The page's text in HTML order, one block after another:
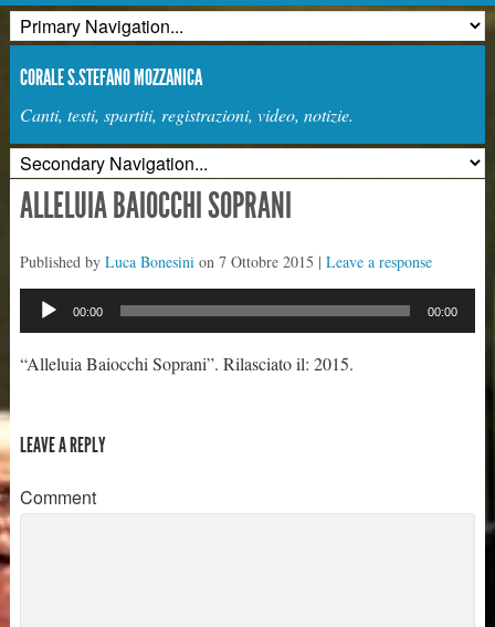
CORALE S.STEFANO MOZZANICA
Canti, testi, spartiti, registrazioni, video, notizie.
ALLELUIA BAIOCCHI SOPRANI
Published by Luca Bonesinion 7 Ottobre 2015 | Leave a response
Audio
00:00 00:00
“Alleluia Baiocchi Soprani”. Rilasciato il: 2015.
LEAVE A REPLY
Comment